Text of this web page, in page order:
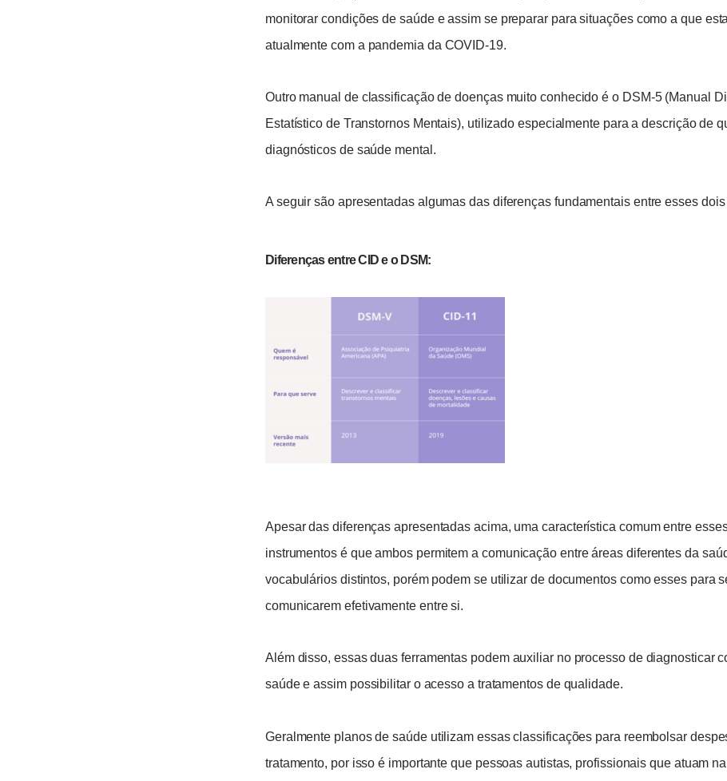
monitorar condições de saúde e assim se preparar para situações como a que
atualmente com a pandemia da COVID-19.
Outro manual de classificação de doenças muito conhecido é o DSM-5 (Manual
Estatístico de Transtornos Mentais), utilizado especialmente para a descrição de
diagnósticos de saúde mental.
A seguir são apresentadas algumas das diferenças fundamentais entre esses
Diferenças entre CID e o DSM:
Apesar das diferenças apresentadas acima, uma característica comum entre
instrumentos é que ambos permitem a comunicação entre áreas diferentes da
vocabulários distintos, porém podem se utilizar de documentos como esses para
comunicarem efetivamente entre si.
Além disso, essas duas ferramentas podem auxiliar no processo de diagnosticar
saúde e assim possibilitar o acesso a tratamentos de qualidade.
Geralmente planos de saúde utilizam essas classificações para reembolsar
tratamento, por isso é importante que pessoas autistas, profissionais que atuam